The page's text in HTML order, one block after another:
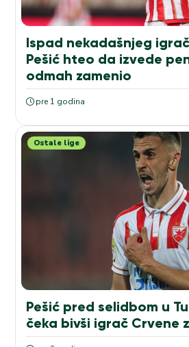
Ispad nekadašnjeg
Pešić hteo da izvede
odmah zamenio
pre 1 godina
Ostale lige
Pešić pred selidbom u
čeka bivši igrač Crvene